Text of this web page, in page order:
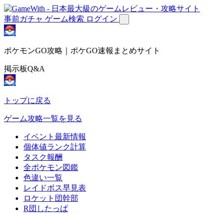
事前ガチャ ゲーム検索 ログイン
ポケモンGO攻略｜ポケGO速報まとめサイト
掲示板Q&A
トップに戻る
ゲーム攻略一覧を見る
イベント最新情報
個体値ランク計算
タスク報酬
全ポケモン図鑑
色違い一覧
レイドボス早見表
ロケット団幹部
R団したっぱ